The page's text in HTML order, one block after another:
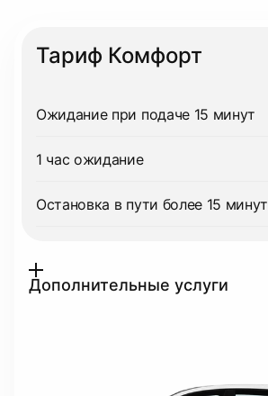
Тариф Комфорт
Ожидание при подаче 15 минут
1 час ожидание
Остановка в пути более 15 минут
Дополнительные услуги